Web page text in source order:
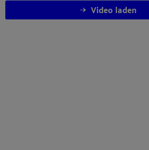
Video laden